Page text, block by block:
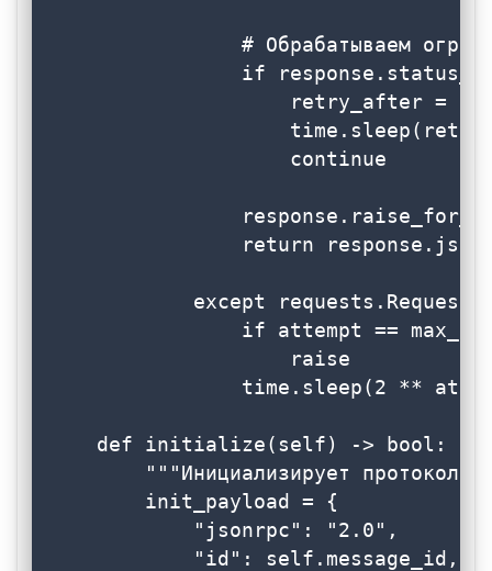
# Обрабатываем
if
retry_after =
                    continue
return
except
if attempt ==
                    raise
time.sleep(2 **
    def initialize(self) -> bool:
"""Инициализирует протокол
        init_payload = {
            "jsonrpc": "2.0",
            "id": self.message_id,